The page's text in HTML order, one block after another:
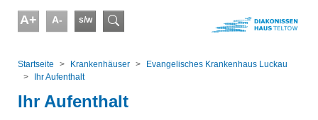
A+ A- s/w Suchformular
Startseite
Kranken­häuser
Evangelisches Krankenhaus Luckau
Ihr Aufenthalt
Ihr Aufenthalt